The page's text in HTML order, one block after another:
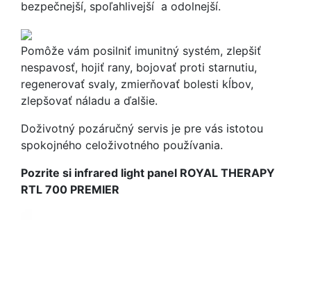
bezpečnejší, spoľahlivejší a odolnejší.
Pomôže vám posilniť imunitný systém, zlepšiť
nespavosť, hojiť rany, bojovať proti starnutiu,
regenerovať svaly, zmierňovať bolesti kĺbov,
zlepšovať náladu a ďalšie.
Doživotný pozáručný servis je pre vás istotou
spokojného celoživotného používania.
Pozrite si infrared light panel ROYAL THERAPY
RTL 700 PREMIER